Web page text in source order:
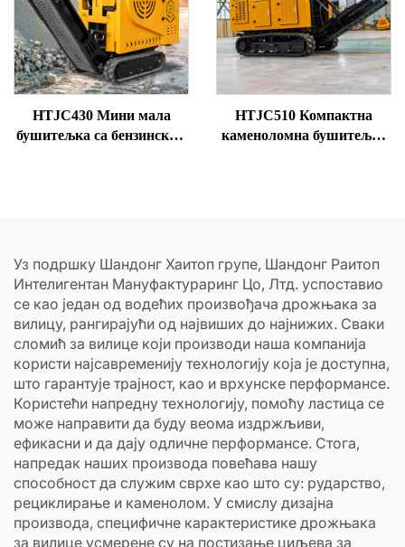
HTJC430 Мини мала
бушитељка са бензинским
HTJC510 Компактна
каменоломна бушитељка
Уз подршку Шандонг Хаитоп групе, Шандонг Раитоп
Интелигентан Мануфактураринг Цо, Лтд. успоставио
се као један од водећих произвођача дрожњака за
вилицу, рангирајући од највиших до најнижих. Сваки
сломић за вилице који производи наша компанија
користи најсавременију технологију која је доступна,
што гарантује трајност, као и врхунске перформансе.
Користећи напредну технологију, помоћу ластица се
може направити да буду веома издржљиви,
ефикасни и да дају одличне перформансе. Стога,
напредак наших производа повећава нашу
способност да служим сврхе као што су: рударство,
рециклирање и каменолом. У смислу дизајна
производа, специфичне карактеристике дрожњака
за вилице усмерене су на постизање циљева за